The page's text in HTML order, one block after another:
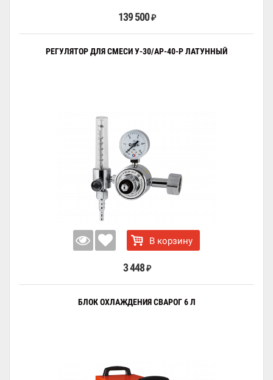
139 500 ₽
РЕГУЛЯТОР ДЛЯ СМЕСИ У-30/АР-40-Р ЛАТУННЫЙ
В корзину
3 448 ₽
БЛОК ОХЛАЖДЕНИЯ СВАРОГ 6 Л